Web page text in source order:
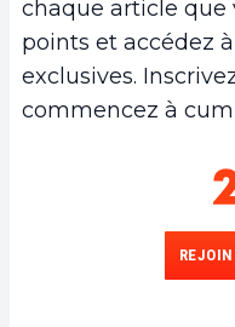
chaque article que
points et accédez
exclusives.
commencez à